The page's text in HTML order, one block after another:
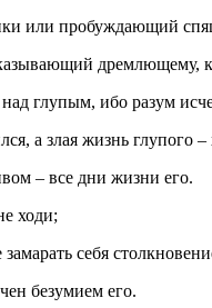
или пробуждающий
дремлющему,
глупым, ибо разум
а злая жизнь глупого –
– все дни жизни его.
ходи;
себя
безумием его.